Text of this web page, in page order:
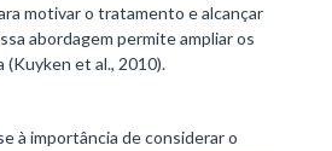
motivar o tratamento e alcançar
abordagem permite ampliar os
et al., 2010).
à importância de considerar o